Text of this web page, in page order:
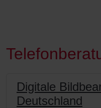
Digitale
Deutschland